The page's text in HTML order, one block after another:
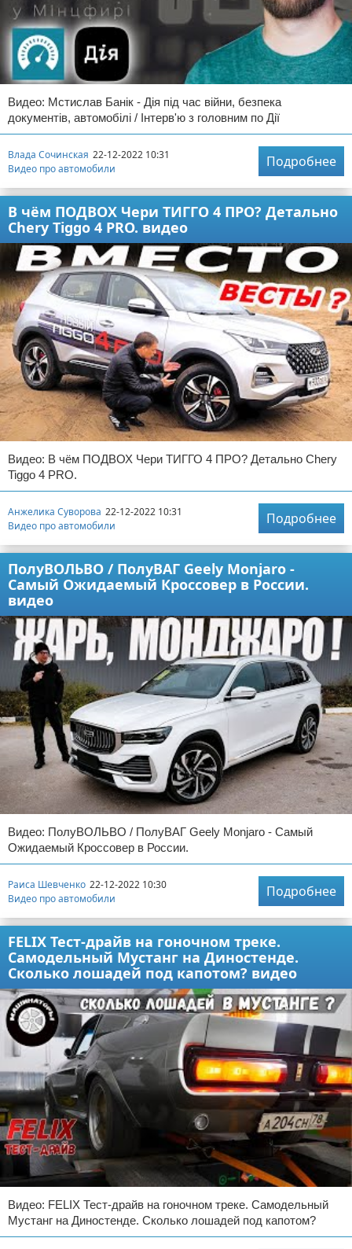
Видео: Мстислав Банік - Дія під час війни, безпека
документів, автомобілі / Інтерв'ю з головним по Дії
Влада Сочинская 22-12-2022 10:31
Видео про автомобили
Подробнее
В чём ПОДВОХ Чери ТИГГО 4 ПРО? Детально
Chery Tiggo 4 PRO. видео
Видео: В чём ПОДВОХ Чери ТИГГО 4 ПРО? Детально Chery
Tiggo 4 PRO.
Анжелика Суворова 22-12-2022 10:31
Видео про автомобили
Подробнее
ПолуВОЛЬВО / ПолуВАГ Geely Monjaro -
Самый Ожидаемый Кроссовер в России.
видео
Видео: ПолуВОЛЬВО / ПолуВАГ Geely Monjaro - Самый
Ожидаемый Кроссовер в России.
Раиса Шевченко 22-12-2022 10:30
Видео про автомобили
Подробнее
FELIX Тест-драйв на гоночном треке.
Самодельный Мустанг на Диностенде.
Сколько лошадей под капотом? видео
Видео: FELIX Тест-драйв на гоночном треке. Самодельный
Мустанг на Диностенде. Сколько лошадей под капотом?